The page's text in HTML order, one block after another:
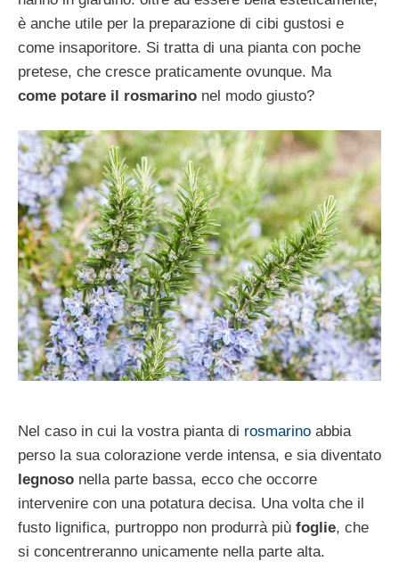
è anche utile per la preparazione di cibi gustosi e
come insaporitore. Si tratta di una pianta con poche
pretese, che cresce praticamente ovunque. Ma
come potare il rosmarino nel modo giusto?
Nel caso in cui la vostra pianta di rosmarino abbia
perso la sua colorazione verde intensa, e sia diventato
legnoso nella parte bassa, ecco che occorre
intervenire con una potatura decisa. Una volta che il
fusto lignifica, purtroppo non produrrà più foglie, che
si concentreranno unicamente nella parte alta.